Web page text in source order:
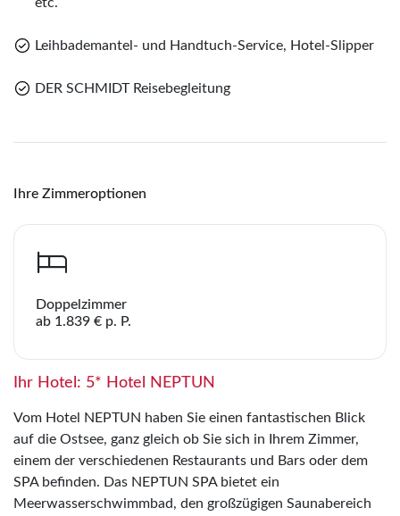
Sie haben noch keine Reisen auf der Merkliste
Erholung in Warnemünde
per E-Mail senden
Link kopieren
Leihbademantel- und Handtuch-Service, Hotel-Slipper
DER SCHMIDT Reisebegleitung
Ihre Zimmeroptionen
Doppelzimmer
ab 1.839 € p. P.
Ihr Hotel: 5* Hotel NEPTUN
Vom Hotel NEPTUN haben Sie einen fantastischen Blick
auf die Ostsee, ganz gleich ob Sie sich in Ihrem Zimmer,
einem der verschiedenen Restaurants und Bars oder dem
SPA befinden. Das NEPTUN SPA bietet ein
Meerwasserschwimmbad, den großzügigen Saunabereich